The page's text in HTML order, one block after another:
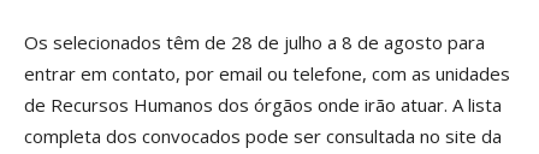
Os selecionados têm de 28 de julho a 8 de agosto para
entrar em contato, por email ou telefone, com as unidades
de Recursos Humanos dos órgãos onde irão atuar. A lista
completa dos convocados pode ser consultada no site da